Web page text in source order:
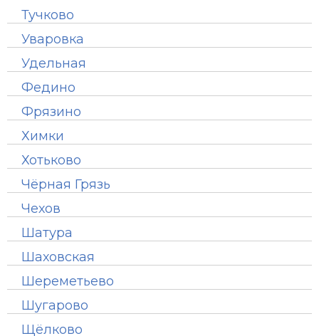
Тучково
Уваровка
Удельная
Федино
Фрязино
Химки
Хотьково
Чёрная Грязь
Чехов
Шатура
Шаховская
Шереметьево
Шугарово
Щёлково